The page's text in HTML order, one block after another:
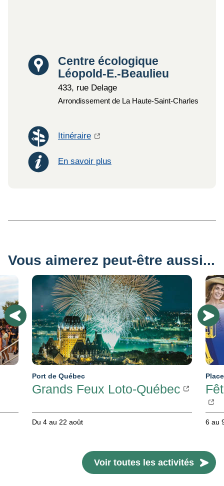
Lieu
Centre écologique
Léopold-E.-Beaulieu
433, rue Delage
Arrondissement de La Haute-Saint-Charles
Itinéraire
En savoir plus
Vous aimerez peut-être aussi...
Port de Québec
Grands Feux Loto-Québec
Du 4 au 22 août 6 au
Voir toutes les activités